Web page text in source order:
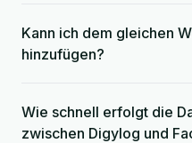
Kann ich dem gleichen
hinzufügen?
Wie schnell erfolgt die
zwischen Digylog und